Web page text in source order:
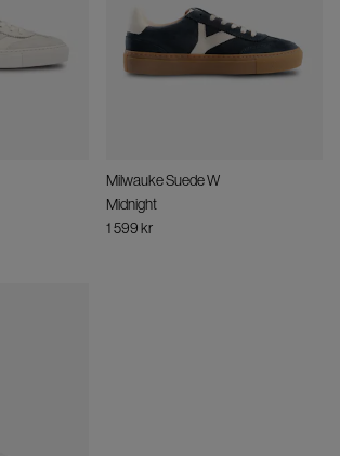
Milwauke Suede W
Midnight
1 599 kr